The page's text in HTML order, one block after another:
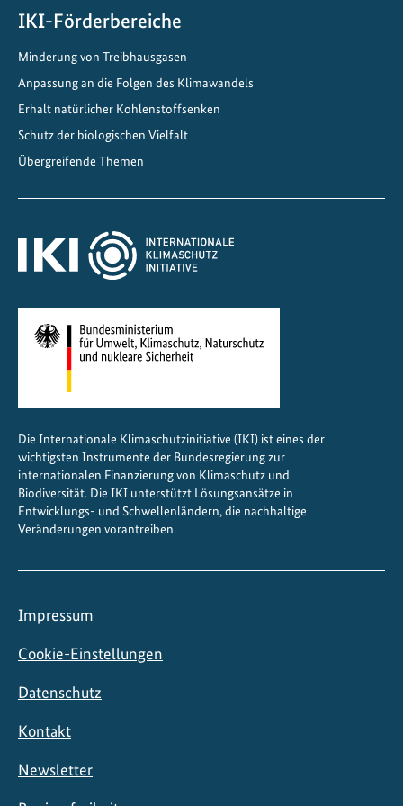
g
e
r
IKI-Förderbereiche
Minderung von Treibhausgasen
Anpassung an die Folgen des Klimawandels
Erhalt natürlicher Kohlenstoffsenken
Schutz der biologischen Vielfalt
Übergreifende Themen
Die Internationale Klimaschutzinitiative (IKI) ist eines der
wichtigsten Instrumente der Bundesregierung zur
internationalen Finanzierung von Klimaschutz und
Biodiversität. Die IKI unterstützt Lösungsansätze in
Entwicklungs- und Schwellenländern, die nachhaltige
Veränderungen vorantreiben.
Impressum
Cookie-Einstellungen
Datenschutz
Kontakt
Newsletter